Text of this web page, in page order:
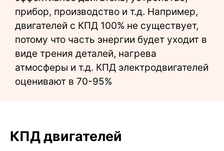
прибор, производство и т.д. Например,
двигателей с КПД 100% не существует,
потому что часть энергии будет уходит в
виде трения деталей, нагрева
атмосферы и т.д. КПД электродвигателей
оценивают в 70-95%
КПД двигателей